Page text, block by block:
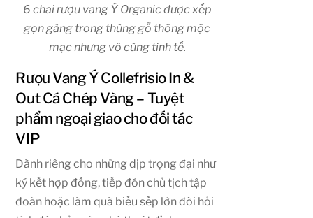
6 chai rượu vang Ý Organic được xếp
gọn gàng trong thùng gỗ thông mộc
mạc nhưng vô cùng tinh tế.
Rượu Vang Ý Collefrisio In &
Out Cá Chép Vàng – Tuyệt
phẩm ngoại giao cho đối tác
VIP
Dành riêng cho những dịp trọng đại như
ký kết hợp đồng, tiếp đón chủ tịch tập
đoàn hoặc làm quà biếu sếp lớn đòi hỏi